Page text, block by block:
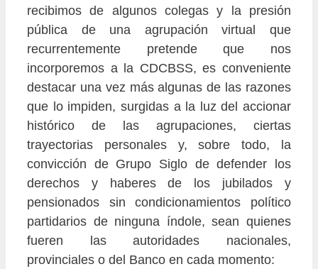
recibimos de algunos colegas y la presión
pública de una agrupación virtual que
recurrentemente pretende que nos
incorporemos a la CDCBSS, es conveniente
destacar una vez más algunas de las razones
que lo impiden, surgidas a la luz del accionar
histórico de las agrupaciones, ciertas
trayectorias personales y, sobre todo, la
convicción de Grupo Siglo de defender los
derechos y haberes de los jubilados y
pensionados sin condicionamientos político
partidarios de ninguna índole, sean quienes
fueren las autoridades nacionales,
provinciales o del Banco en cada momento: